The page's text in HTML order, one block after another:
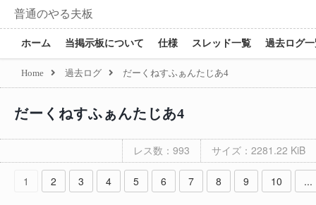
普通のやる夫板
ホーム 当掲示板について 仕様 スレッド一覧 過去ログ
Home 過去ログ だーくねすふぁんたじあ4
だーくねすふぁんたじあ4
レス数：993 サイズ：2281.22 KiB
1 2 3 4 5 6 7 8 9 10 ...